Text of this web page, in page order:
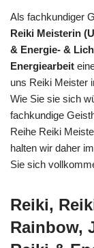
Als fachkundiger
Reiki Meisterin
& Energie- &
Energiearbeit
uns Reiki Meister
Wie Sie sie sich
fachkundige
Reihe Reiki
halten wir daher
Sie sich
Reiki,
Rainbow,